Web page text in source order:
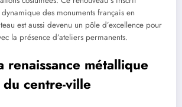
des monuments français en
est aussi devenu un pôle d’excellence pour
la présence d’ateliers permanents.
renaissance métallique
centre-ville